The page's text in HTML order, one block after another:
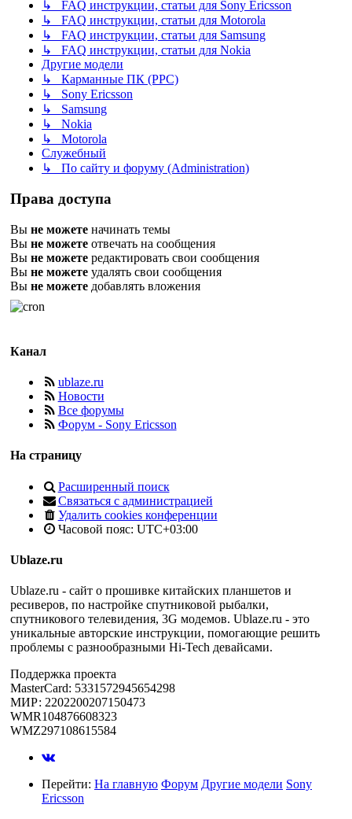
↳ FAQ инструкции, статьи для Sony Ericsson
↳ FAQ инструкции, статьи для Motorola
↳ FAQ инструкции, статьи для Samsung
↳ FAQ инструкции, статьи для Nokia
Другие модели
↳ Карманные ПК (PPC)
↳ Sony Ericsson
↳ Samsung
↳ Nokia
↳ Motorola
Служебный
↳ По сайту и форуму (Administration)
Права доступа
Вы не можете начинать темы
Вы не можете отвечать на сообщения
Вы не можете редактировать свои сообщения
Вы не можете удалять свои сообщения
Вы не можете добавлять вложения
Канал
ublaze.ru
Новости
Все форумы
Форум - Sony Ericsson
На страницу
Расширенный поиск
Связаться с администрацией
Удалить cookies конференции
Часовой пояс: UTC+03:00
Ublaze.ru
Ublaze.ru - сайт о прошивке китайских планшетов и
ресиверов, по настройке спутниковой рыбалки,
спутникового телевидения, 3G модемов. Ublaze.ru - это
уникальные авторские инструкции, помогающие решить
проблемы с разнообразными Hi-Tech девайсами.
Поддержка проекта
MasterCard: 5331572945654298
МИР: 2202200207150473
WMR104876608323
WMZ297108615584
Перейти: На главную Форум Другие модели Sony
Ericsson